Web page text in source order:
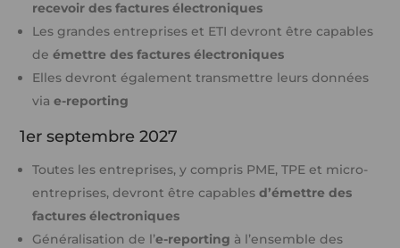
recevoir des factures électroniques
Les grandes entreprises et ETI devront être capables
deémettre des factures électroniques
Elles devront également transmettre leurs données
viae-reporting
1er septembre 2027
Toutes les entreprises, y compris PME, TPE et micro-
entreprises, devront être capablesd’émettre des
factures électroniques
Généralisation de l’e-reporting à l’ensemble des